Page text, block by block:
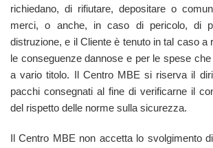
richiedano, di rifiutare, depositare o
merci, o anche, in caso di pericolo, di
distruzione, e il Cliente è tenuto in tal caso a
le conseguenze dannose e per le spese
a vario titolo. Il Centro MBE si riserva il
pacchi consegnati al fine di verificarne il
del rispetto delle norme sulla sicurezza.
Il Centro MBE non accetta lo svolgimento